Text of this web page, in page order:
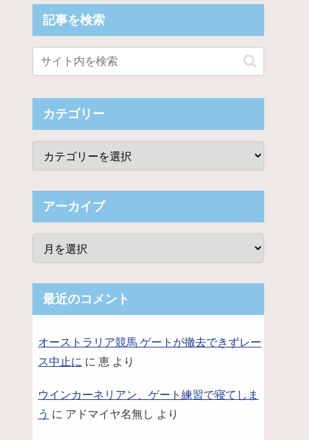
記事を検索
カテゴリー
アーカイブ
最近のコメント
オーストラリア競馬 ゲートが撤去できずレー
ス中止に に 恵 より
ウインカーネリアン、ゲート練習で寝てしま
う に アドマイヤ名無し より